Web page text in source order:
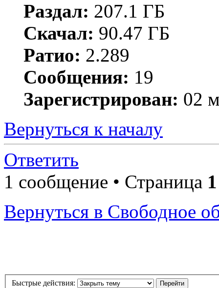
Раздал: 207.1 ГБ
Скачал: 90.47 ГБ
Ратио: 2.289
Сообщения: 19
Зарегистрирован: 02
Вернуться к началу
Ответить
1 сообщение • Страница 1
Вернуться в Свободное
Быстрые действия: